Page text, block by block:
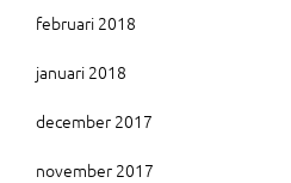
februari 2018
januari 2018
december 2017
november 2017